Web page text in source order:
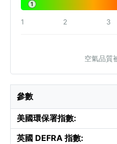
1
1 2 3
空氣品質
參數
美國環保署指數:
英國 DEFRA 指數: